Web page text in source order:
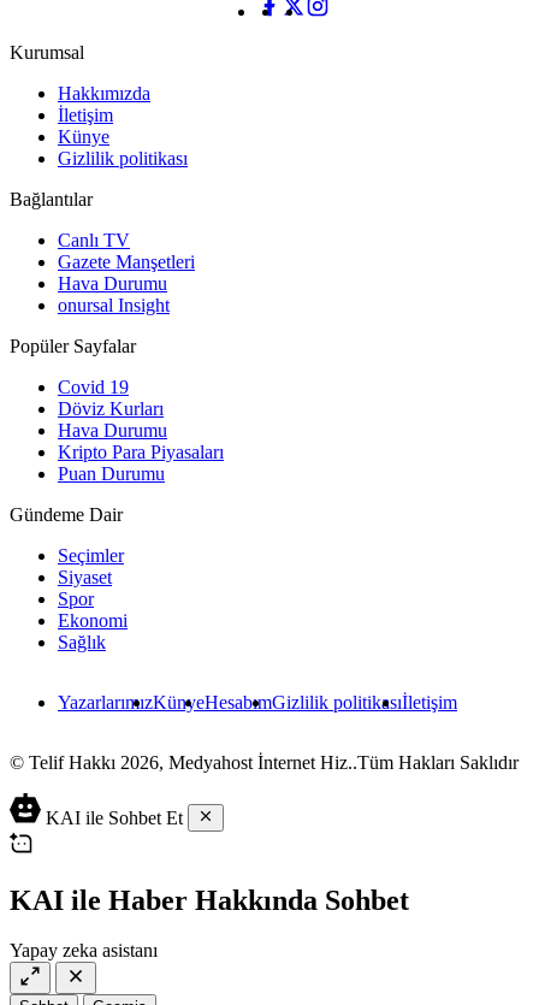
Kurumsal
Hakkımızda
İletişim
Künye
Gizlilik politikası
Bağlantılar
Canlı TV
Gazete Manşetleri
Hava Durumu
onursal Insight
Popüler Sayfalar
Covid 19
Döviz Kurları
Hava Durumu
Kripto Para Piyasaları
Puan Durumu
Gündeme Dair
Seçimler
Siyaset
Spor
Ekonomi
Sağlık
YazarlarımızKünyeHesabımGizlilik politikasıİletişim
© Telif Hakkı 2026, Medyahost İnternet Hiz..Tüm Hakları Saklıdır
siteleri
casino
siteleri
lordcasino
casinositeleri.site
casino
siteleri
en
casino
siteleri
vdcasino
giriş
vdcasino
yapımı
salça
çeşitleri
KAI ile Sohbet Et
KAI ile Haber Hakkında Sohbet
Yapay zeka asistanı